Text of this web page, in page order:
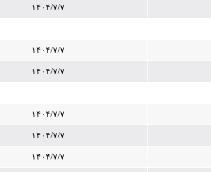
۱۴۰۴/۷/۷
۱۴۰۴/۷/۷
۱۴۰۴/۷/۷
۱۴۰۴/۷/۷
۱۴۰۴/۷/۷
۱۴۰۴/۷/۷